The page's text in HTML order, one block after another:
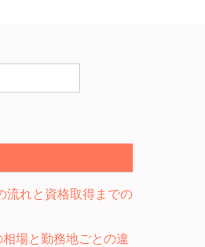
流れと資格取得までの
場と勤務地ごとの違